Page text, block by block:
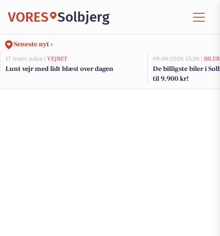
VORES Solbjerg
Seneste nyt ›
17 timer siden | VEJRET
Lunt vejr med lidt blæst over dagen
09-08-2026 15:26 | BILER
De billigste biler i
til 9.900 kr!